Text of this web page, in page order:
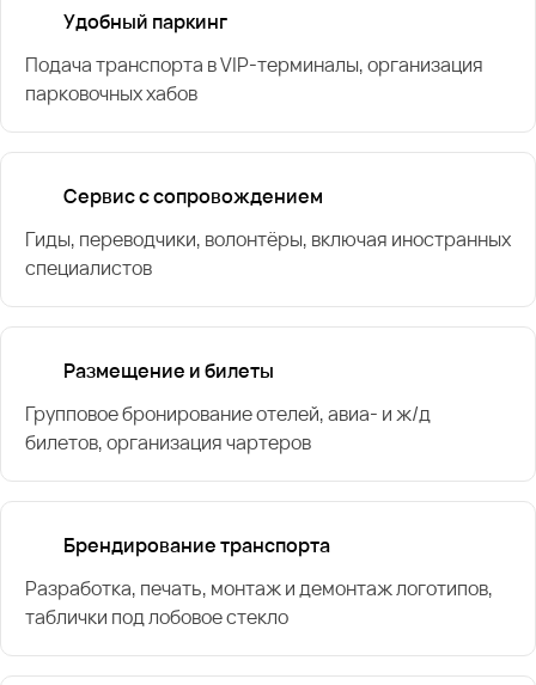
Удобный паркинг
Подача транспорта в VIP-терминалы, организация
парковочных хабов
Сервис с сопровождением
Гиды, переводчики, волонтёры, включая иностранных
специалистов
Размещение и билеты
Групповое бронирование отелей, авиа- и ж/д
билетов, организация чартеров
Брендирование транспорта
Разработка, печать, монтаж и демонтаж логотипов,
таблички под лобовое стекло